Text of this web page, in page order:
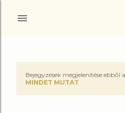
Bejegyzések megjelenítése ebből
MINDET MUTAT